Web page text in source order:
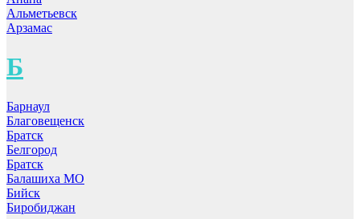
Альметьевск
Арзамас
Б
Барнаул
Благовещенск
Братск
Белгород
Братск
Балашиха МО
Бийск
Биробиджан